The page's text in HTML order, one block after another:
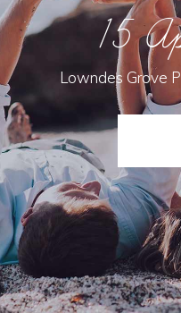
15
Lowndes Grove